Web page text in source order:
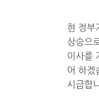
현 정부
상승으
이사를
어 하겠
시급합